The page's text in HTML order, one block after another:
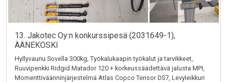
13. Jakotec Oy:n konkurssipesä (2031649-1),
ÄÄNEKOSKI
Hyllyvaunu Sovella 300kg, Työkalukaapin työkalut ja tarvikkeet,
Ruuvipenkki Ridgid Matador 120 + korkeussäädettävä jalusta MPI,
Momenttiväänninjärjestelmä Atlas Copco Tensor DS7, Levyleikkuri